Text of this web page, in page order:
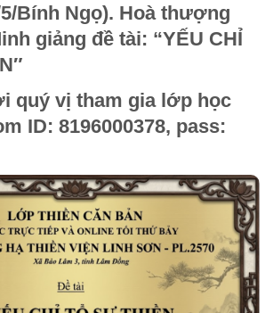
5/Bính Ngọ). Hoà thượng
giảng đề tài: “YẾU CHỈ
″
vị tham gia lớp học
ID: 8196000378, pass: